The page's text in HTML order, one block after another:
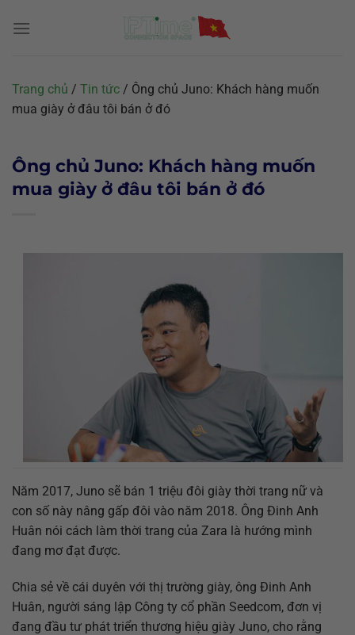
đến
Trang chủ / Tin tức / Ông chủ Juno: Khách hàng muốn
mua giày ở đâu tôi bán ở đó
Ông chủ Juno: Khách hàng muốn
mua giày ở đâu tôi bán ở đó
Năm 2017, Juno sẽ bán 1 triệu đôi giày thời trang nữ và
con số này nâng gấp đôi vào năm 2018. Ông Đinh Anh
Huân nói cách làm thời trang của Zara là hướng mình
đang mơ đạt được.
Chia sẻ về cái duyên với thị trường giày, ông Đinh Anh
Huân, người sáng lập Công ty cổ phần Seedcom, đơn vị
đang đầu tư phát triển thương hiệu giày Juno, cho rằng